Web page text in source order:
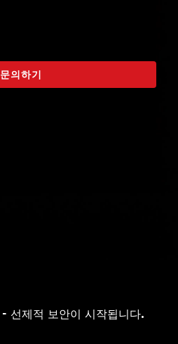
문의하기
- 선제적 보안이 시작됩니다.